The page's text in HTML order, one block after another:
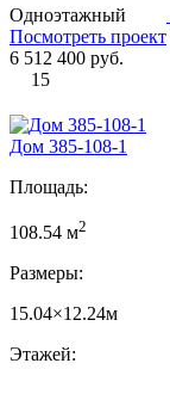
Одноэтажный
Посмотреть проект
6 512 400 руб.
15
Дом 385-108-1
Площадь:
108.54 м2
Размеры:
15.04×12.24м
Этажей: